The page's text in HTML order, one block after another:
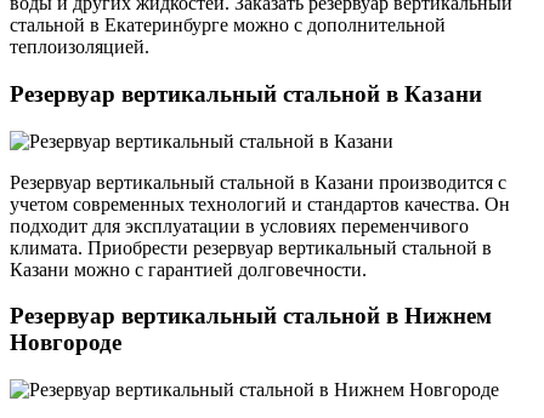
стальной в Екатеринбурге можно с дополнительной
теплоизоляцией.
Резервуар вертикальный стальной в Казани
Резервуар вертикальный стальной в Казани производится с
учетом современных технологий и стандартов качества. Он
подходит для эксплуатации в условиях переменчивого
климата. Приобрести резервуар вертикальный стальной в
Казани можно с гарантией долговечности.
Резервуар вертикальный стальной в Нижнем
Новгороде